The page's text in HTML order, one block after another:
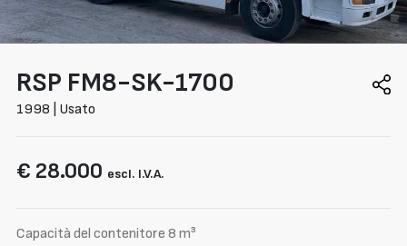
RSP FM8-SK-1700
1998 | Usato
€ 28.000 escl. I.V.A.
Capacità del contenitore 8 m³